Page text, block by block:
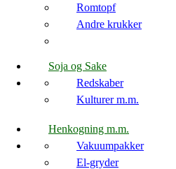
Romtopf
Andre krukker
Soja og Sake
Redskaber
Kulturer m.m.
Henkogning m.m.
Vakuumpakker
El-gryder